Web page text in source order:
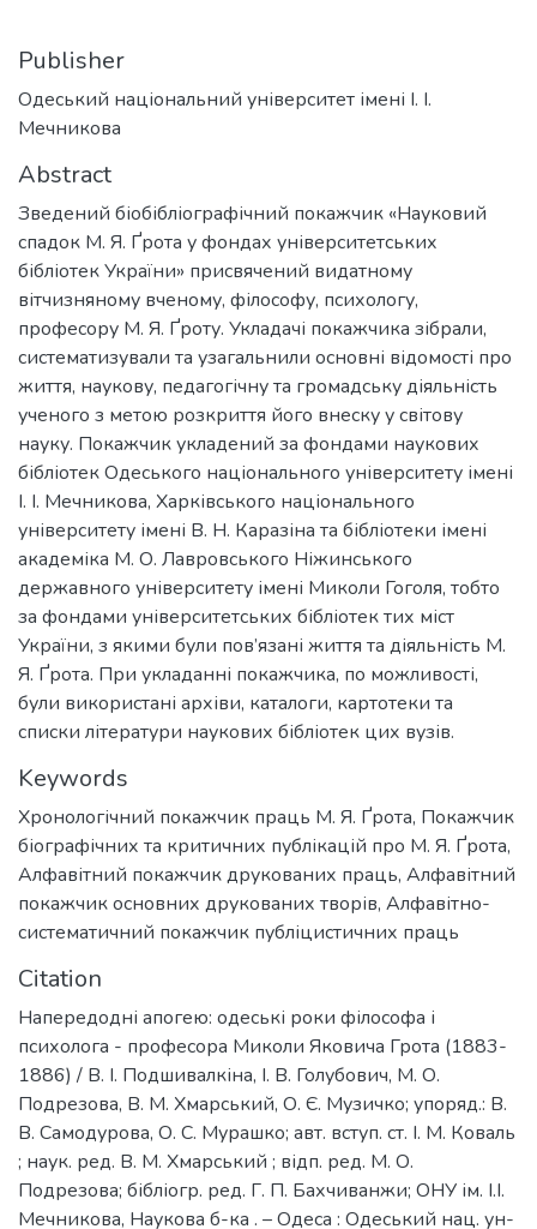
Publisher
Одеський національний університет імені І. І.
Мечникова
Abstract
Зведений біобібліографічний покажчик «Науковий
спадок М. Я. Ґрота у фондах університетських
бібліотек України» присвячений видатному
вітчизняному вченому, філософу, психологу,
професору М. Я. Ґроту. Укладачі покажчика зібрали,
систематизували та узагальнили основні відомості про
життя, наукову, педагогічну та громадську діяльність
ученого з метою розкриття його внеску у світову
науку. Покажчик укладений за фондами наукових
бібліотек Одеського національного університету імені
І. І. Мечникова, Харківського національного
університету імені В. Н. Каразіна та бібліотеки імені
академіка М. О. Лавровського Ніжинського
державного університету імені Миколи Гоголя, тобто
за фондами університетських бібліотек тих міст
України, з якими були пов’язані життя та діяльність М.
Я. Ґрота. При укладанні покажчика, по можливості,
були використані архіви, каталоги, картотеки та
списки літератури наукових бібліотек цих вузів.
Keywords
Хронологічний покажчик праць М. Я. Ґрота, Покажчик
біографічних та критичних публікацій про М. Я. Ґрота,
Алфавітний покажчик друкованих праць, Алфавітний
покажчик основних друкованих творів, Алфавітно-
систематичний покажчик публіцистичних праць
Citation
Напередодні апогею: одеські роки філософа і
психолога - професора Миколи Яковича Грота (1883-
1886) / В. І. Подшивалкіна, І. В. Голубович, М. О.
Подрезова, В. М. Хмарський, О. Є. Музичко; упоряд.: В.
В. Самодурова, О. С. Мурашко; авт. вступ. ст. І. М. Коваль
; наук. ред. В. М. Хмарський ; відп. ред. М. О.
Подрезова; бібліогр. ред. Г. П. Бахчиванжи; ОНУ ім. І.І.
Мечникова, Наукова б-ка . – Одеса : Одеський нац. ун-